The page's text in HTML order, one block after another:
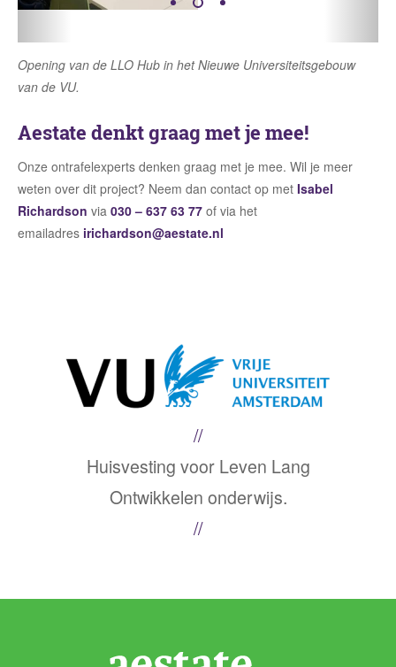
Onze ontrafelexperts denken graag met je mee. Wil je meer
weten over dit project? Neem dan contact op met
emailadresirichardson@aestate.nl
Huisvesting voor Leven Lang
Ontwikkelen onderwijs.
Volg ons